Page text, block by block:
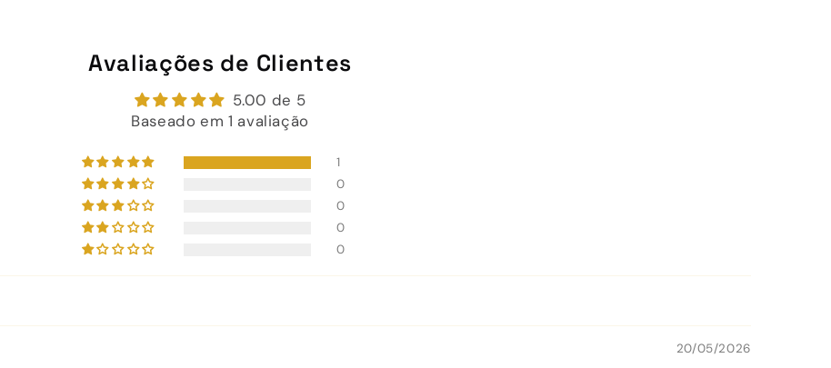
Avaliações de Clientes
5.00 de 5
Baseado em 1 avaliação
1
0
0
0
0
20/05/2026